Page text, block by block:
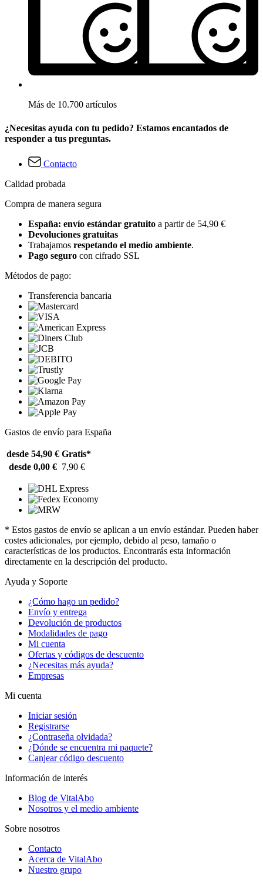
Más de 10.700 artículos
¿Necesitas ayuda con tu pedido? Estamos encantados de
responder a tus preguntas.
Contacto
Calidad probada
Compra de manera segura
España: envío estándar gratuito a partir de 54,90 €
Devoluciones gratuitas
Trabajamos respetando el medio ambiente.
Pago seguro con cifrado SSL
Métodos de pago:
Transferencia bancaria
Gastos de envío para España
desde 54,90 € Gratis*
desde 0,00 € 7,90 €
* Estos gastos de envío se aplican a un envío estándar. Pueden haber
costes adicionales, por ejemplo, debido al peso, tamaño o
características de los productos. Encontrarás esta información
directamente en la descripción del producto.
Ayuda y Soporte
¿Cómo hago un pedido?
Envío y entrega
Devolución de productos
Modalidades de pago
Mi cuenta
Ofertas y códigos de descuento
¿Necesitas más ayuda?
Empresas
Mi cuenta
Iniciar sesión
Registrarse
¿Contraseña olvidada?
¿Dónde se encuentra mi paquete?
Canjear código descuento
Información de interés
Blog de VitalAbo
Nosotros y el medio ambiente
Sobre nosotros
Contacto
Acerca de VitalAbo
Nuestro grupo